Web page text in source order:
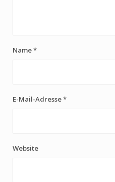
Name*
E-Mail-Adresse*
Website